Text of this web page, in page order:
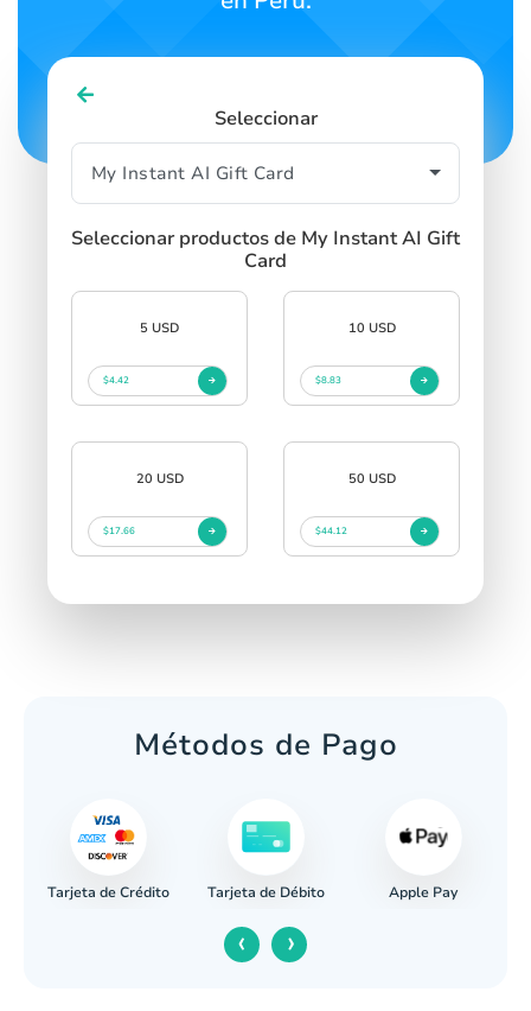
Seleccionar
Seleccionar productos de My Instant AI Gift
Card
5 USD
$4.42
10 USD
$8.83
20 USD
$17.66
50 USD
$44.12
Métodos de Pago
Tarjeta de Crédito Tarjeta de Débito Apple Pay
‹ ›